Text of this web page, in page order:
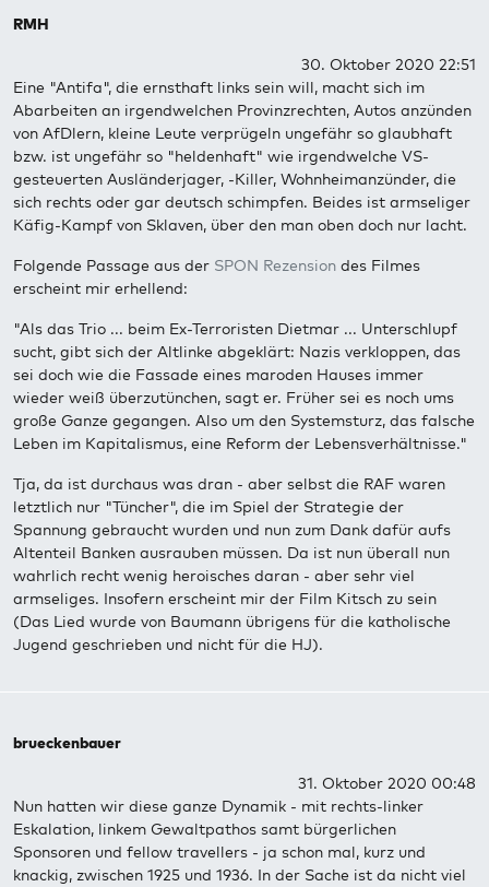
RMH
30. Oktober 2020 22:51
Eine "Antifa", die ernsthaft links sein will, macht sich im
Abarbeiten an irgendwelchen Provinzrechten, Autos anzünden
von AfDlern, kleine Leute verprügeln ungefähr so glaubhaft
bzw. ist ungefähr so "heldenhaft" wie irgendwelche VS-
gesteuerten Ausländerjager, -Killer, Wohnheimanzünder, die
sich rechts oder gar deutsch schimpfen. Beides ist armseliger
Käfig-Kampf von Sklaven, über den man oben doch nur lacht.
Folgende Passage aus der SPON Rezension des Filmes
erscheint mir erhellend:
"Als das Trio ... beim Ex-Terroristen Dietmar ... Unterschlupf
sucht, gibt sich der Altlinke abgeklärt: Nazis verkloppen, das
sei doch wie die Fassade eines maroden Hauses immer
wieder weiß überzutünchen, sagt er. Früher sei es noch ums
große Ganze gegangen. Also um den Systemsturz, das falsche
Leben im Kapitalismus, eine Reform der Lebensverhältnisse."
Tja, da ist durchaus was dran - aber selbst die RAF waren
letztlich nur "Tüncher", die im Spiel der Strategie der
Spannung gebraucht wurden und nun zum Dank dafür aufs
Altenteil Banken ausrauben müssen. Da ist nun überall nun
wahrlich recht wenig heroisches daran - aber sehr viel
armseliges. Insofern erscheint mir der Film Kitsch zu sein
(Das Lied wurde von Baumann übrigens für die katholische
Jugend geschrieben und nicht für die HJ).
brueckenbauer
31. Oktober 2020 00:48
Nun hatten wir diese ganze Dynamik - mit rechts-linker
Eskalation, linkem Gewaltpathos samt bürgerlichen
Sponsoren und fellow travellers - ja schon mal, kurz und
knackig, zwischen 1925 und 1936. In der Sache ist da nicht viel